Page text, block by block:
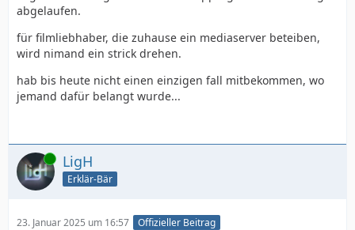
abgelaufen.
für filmliebhaber, die zuhause ein mediaserver beteiben,
wird nimand ein strick drehen.
hab bis heute nicht einen einzigen fall mitbekommen, wo
jemand dafür belangt wurde...
Online LigH
Erklär-Bär
23. Januar 2025 um 16:57 Offizieller Beitrag